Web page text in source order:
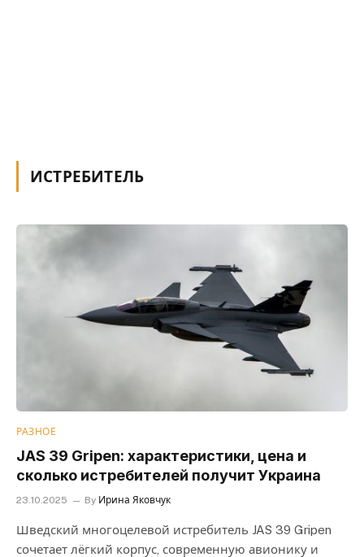
ИСТРЕБИТЕЛЬ
РАЗНОЕ
JAS 39 Gripen: характеристики, цена и
сколько истребителей получит Украина
23.10.2025 By Ирина Яковчук
Шведский многоцелевой истребитель JAS 39 Gripen
сочетает лёгкий корпус, современную авионику и